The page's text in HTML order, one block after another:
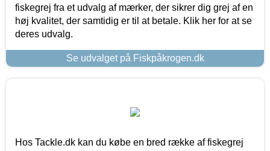
fiskegrej fra et udvalg af mærker, der sikrer dig grej af en
høj kvalitet, der samtidig er til at betale. Klik her for at se
deres udvalg.
Se udvalget på Fiskpåkrogen.dk
Hos Tackle.dk kan du købe en bred række af fiskegrej